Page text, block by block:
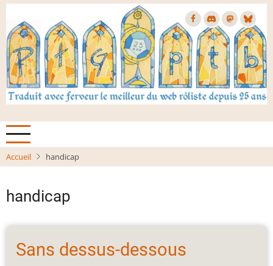
Aller
contenu
principal
Accueil handicap
handicap
Sans dessus-dessous